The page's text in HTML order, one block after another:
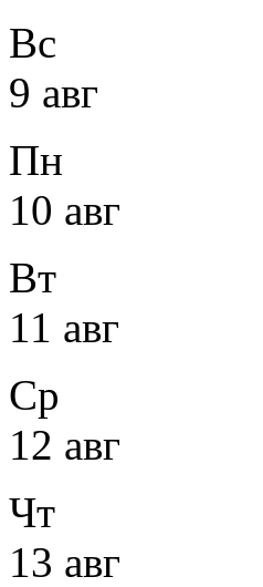
Вс
9 авг
Пн
10 авг
Вт
11 авг
Ср
12 авг
Чт
13 авг